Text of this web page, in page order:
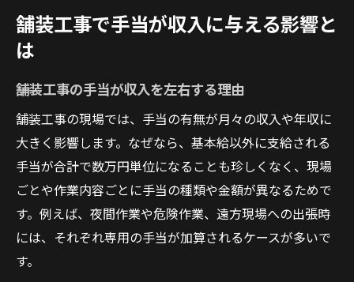
給料アップを目指す舗装工事の手当事情
舗装工事で給料アップに直結する手当とは
舗装工事現場で評価される手当の特徴
舗装工事で見逃せない手当活用のコツ
舗装工事の手当増額に必要なアクション
手当を活かした舗装工事のキャリア設計術
舗装工事の手当を考慮したキャリア形成法
舗装工事で手当を伸ばすための転職戦略
舗装工事で手当が収入に与える影響と
は
舗装工事の手当が収入を左右する理由
舗装工事の現場では、手当の有無が月々の収入や年収に
大きく影響します。なぜなら、基本給以外に支給される
手当が合計で数万円単位になることも珍しくなく、現場
ごとや作業内容ごとに手当の種類や金額が異なるためで
す。例えば、夜間作業や危険作業、遠方現場への出張時
には、それぞれ専用の手当が加算されるケースが多いで
す。